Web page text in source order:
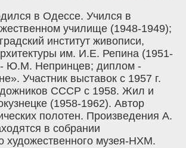
в Одессе. Учился в
училище (1948-1949);
институт живописи,
им. И.Е. Репина (1951-
- Ю.М. Непринцев; диплом -
Участник выставок с 1957 г.
СССР с 1958. Жил и
(1958-1962). Автор
полотен. Произведения А.
в собрании
художественного музея-НХМ.